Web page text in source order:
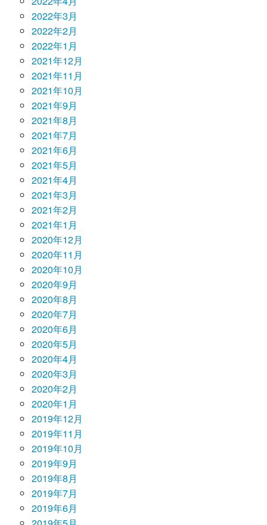
2022年3月
2022年2月
2022年1月
2021年12月
2021年11月
2021年10月
2021年9月
2021年8月
2021年7月
2021年6月
2021年5月
2021年4月
2021年3月
2021年2月
2021年1月
2020年12月
2020年11月
2020年10月
2020年9月
2020年8月
2020年7月
2020年6月
2020年5月
2020年4月
2020年3月
2020年2月
2020年1月
2019年12月
2019年11月
2019年10月
2019年9月
2019年8月
2019年7月
2019年6月